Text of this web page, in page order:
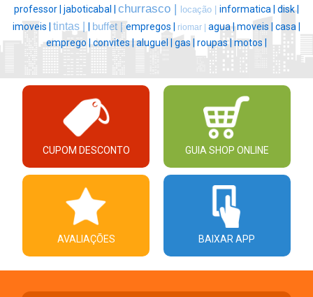
professor | jaboticabal | churrasco | locação | informatica | disk |
imoveis | tintas | buffet | empregos | riomar | agua |moveis | casa |
emprego |convites |aluguel | gas | roupas |motos |
CUPOM DESCONTO GUIA SHOP ONLINE
AVALIAÇÕES BAIXAR APP